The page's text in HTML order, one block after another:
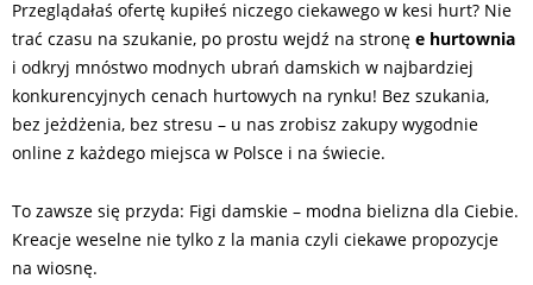
Przeglądałaś ofertę kupiłeś niczego ciekawego w kesi hurt? Nie
trać czasu na szukanie, po prostu wejdź na stronę e hurtownia
i odkryj mnóstwo modnych ubrań damskich w najbardziej
konkurencyjnych cenach hurtowych na rynku! Bez szukania,
bez jeżdżenia, bez stresu – u nas zrobisz zakupy wygodnie
online z każdego miejsca w Polsce i na świecie.
To zawsze się przyda: Figi damskie – modna bielizna dla Ciebie.
Kreacje weselne nie tylko z la mania czyli ciekawe propozycje
na wiosnę.